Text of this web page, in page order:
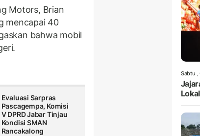
Motors, Brian
mencapai 40
bahwa mobil
Evaluasi Sarpras
Pascagempa, Komisi
V DPRD Jabar Tinjau
Kondisi SMAN
Rancakalong
Sabtu ,